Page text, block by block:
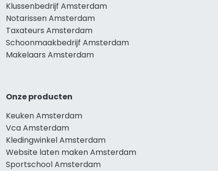
Klussenbedrijf Amsterdam
Notarissen Amsterdam
Taxateurs Amsterdam
Schoonmaakbedrijf Amsterdam
Makelaars Amsterdam
Onze producten
Keuken Amsterdam
Vca Amsterdam
Kledingwinkel Amsterdam
Website laten maken Amsterdam
Sportschool Amsterdam